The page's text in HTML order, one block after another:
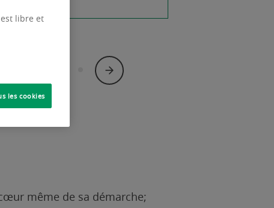
même de sa démarche;
libre et
les cookies